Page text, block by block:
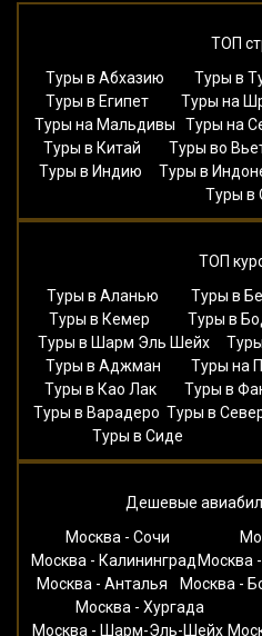
ТОП
Туры в Абхазию
Туры в
Туры в Египет
Туры на
Туры на Мальдивы
Туры на
Туры в Китай
Туры во
Туры в Индию
Туры в
Туры в
ТОП
Туры в Аланью
Туры в
Туры в Кемер
Туры в
Туры в Шарм Эль Шейх
Туры в Аджман
Туры на
Туры в Као Лак
Туры в
Туры в Варадеро Туры в
Туры в Сиде
Дешевые
Москва - Сочи
Москва - КалининградМосква
Москва - Анталья
Москва -
Москва - Хургада
Москва - Шарм-Эль-Шейх